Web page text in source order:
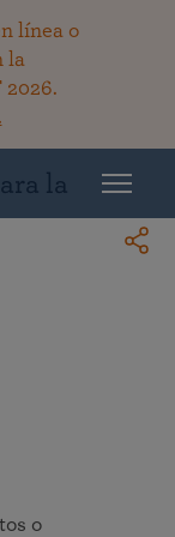
línea o
la
2026.
la
o